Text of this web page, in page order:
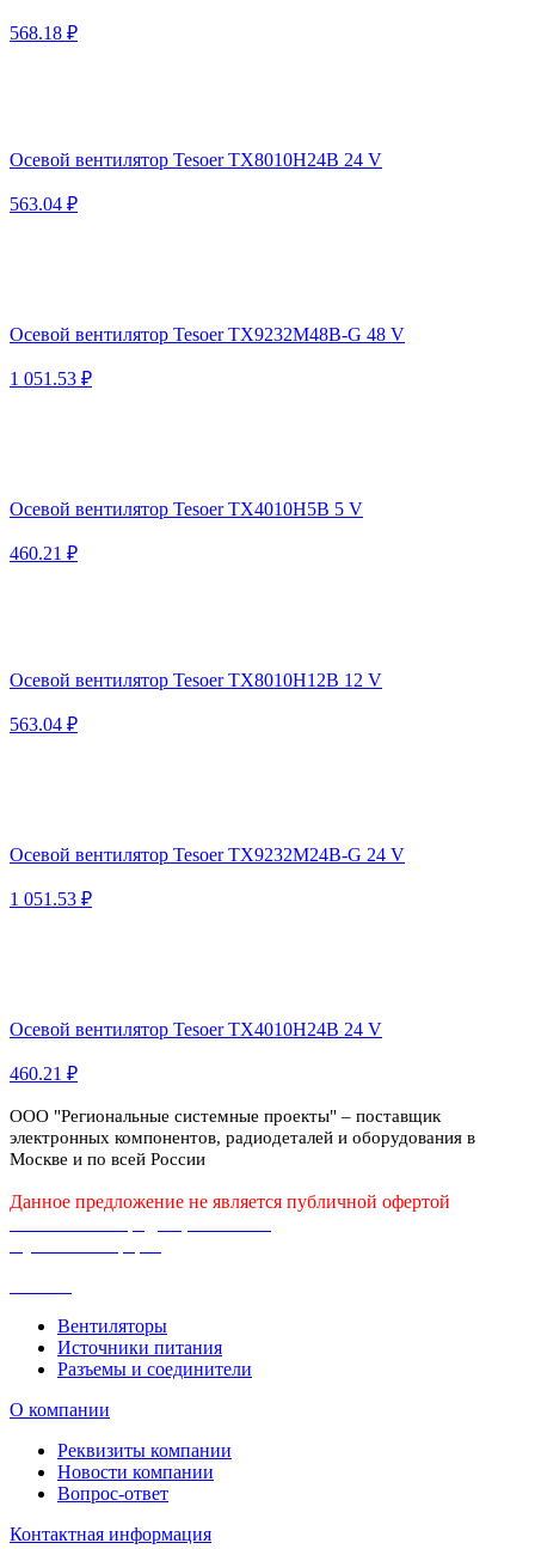
568.18 ₽
Осевой вентилятор Tesoer TX8010H24B 24 V
563.04 ₽
Осевой вентилятор Tesoer TX9232M48B-G 48 V
1 051.53 ₽
Осевой вентилятор Tesoer TX4010H5B 5 V
460.21 ₽
Осевой вентилятор Tesoer TX8010H12B 12 V
563.04 ₽
Осевой вентилятор Tesoer TX9232M24B-G 24 V
1 051.53 ₽
Осевой вентилятор Tesoer TX4010H24B 24 V
460.21 ₽
ООО "Региональные системные проекты" – поставщик
электронных компонентов, радиодеталей и оборудования в
Москве и по всей России
Данное предложение не является публичной офертой
Вентиляторы
Источники питания
Разъемы и соединители
О компании
Реквизиты компании
Новости компании
Вопрос-ответ
Контактная информация